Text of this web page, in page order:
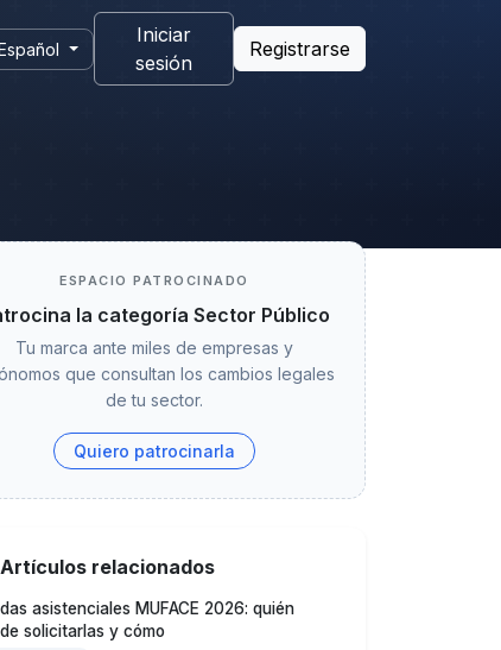
Iniciar
sesión
Registrarse
ESPACIO PATROCINADO
la categoría Sector Público
Tu marca ante miles de empresas y
que consultan los cambios legales
de tu sector.
Quiero patrocinarla
Artículos relacionados
asistenciales MUFACE 2026: quién
solicitarlas y cómo